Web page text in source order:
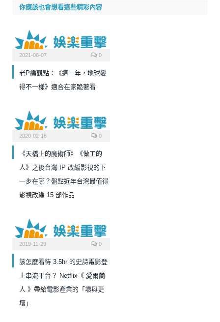
你應該也會想看這些精彩內容
2021-06-07 0
老P編觀點：《這一年，地球變
得不一樣》適合在家跪著看
2020-02-16 0
《天橋上的魔術師》《做工的
人》之後台灣 IP 改編影視的下
一步在哪？盤點近年台灣最值得
影視改編 15 部作品
2019-11-29 0
該怎麼看待 3.5hr 的史詩電影登
上串流平台？ Netflix《 愛爾蘭
人 》帶給電影產業的「壞與更
壞」